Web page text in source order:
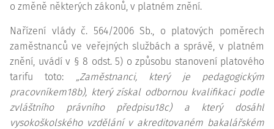
o změně některých zákonů, v platném znění.
Nařízení vlády č. 564/2006 Sb., o platových poměrech
zaměstnanců ve veřejných službách a správě, v platném
znění, uvádí v § 8 odst. 5) o způsobu stanovení platového
tarifu toto: „Zaměstnanci, který je pedagogickým
pracovníkem18b), který získal odbornou kvalifikaci podle
zvláštního právního předpisu18c) a který dosáhl
vysokoškolského vzdělání v akreditovaném bakalářském